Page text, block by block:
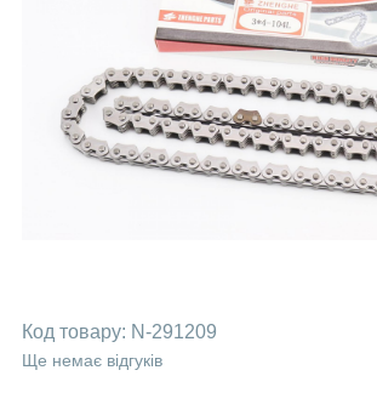
Код товару: N-291209
Ще немає відгуків